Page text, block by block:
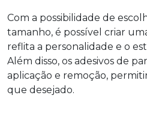
Com a possibilidade de
tamanho, é possível criar
reflita a personalidade e o
Além disso, os adesivos de
aplicação e remoção,
que desejado.